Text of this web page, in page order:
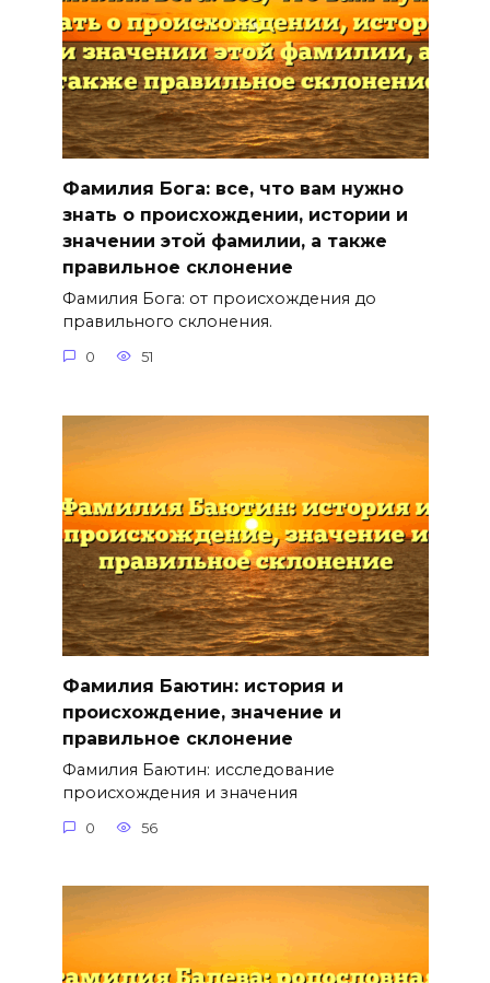
Фамилия Бога: все, что вам нужно
знать о происхождении, истории и
значении этой фамилии, а также
правильное склонение
Фамилия Бога: от происхождения до
правильного склонения.
0 51
Фамилия Баютин: история и
происхождение, значение и
правильное склонение
Фамилия Баютин: исследование
происхождения и значения
0 56